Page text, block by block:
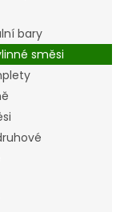
bary
směsi